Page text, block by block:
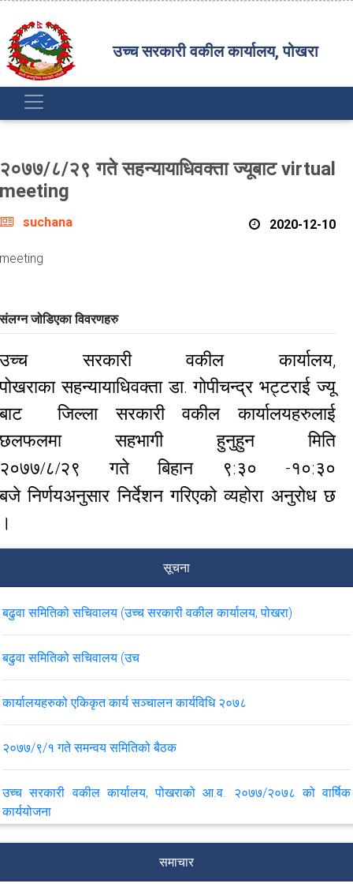
उच्च सरकारी वकील कार्यालय, पोखरा
२०७७/८/२९ गते सहन्यायाधिवक्ता ज्यूबाट virtual
meeting
suchana 2020-12-10
meeting
संलग्न जोडिएका विवरणहरु
उच्च सरकारी वकील कार्यालय,
पोखराका सहन्यायाधिवक्ता डा. गोपीचन्द्र भट्टराई ज्यू
बाट
जिल्ला सरकारी वकील कार्यालयहरुलाई
छलफलमा सहभागी हुनुहुन मिति
२०७७/८/२९ गतेबिहान ९:३० -१०:३०
बजे निर्णयअनुसार निर्देशन गरिएको व्यहोरा अनुरोध छ
।
सूचना
बढुवा समितिको सचिवालय (उच्च सरकारी वकील कार्यालय, पोखरा)
बढुवा समितिको सचिवालय (उच
कार्यालयहरुको एकिकृत कार्य सञ्चालन कार्यविधि २०७८
२०७७/९/१ गते समन्वय समितिको बैठक
उच्च सरकारी वकील कार्यालय, पोखराको आ.व. २०७७/२०७८ को वार्षिक
कार्ययोजना
२०७७/८/२९ गते सहन्यायाधिवक्ता ज्यूबाट virtual meeting
समाचार